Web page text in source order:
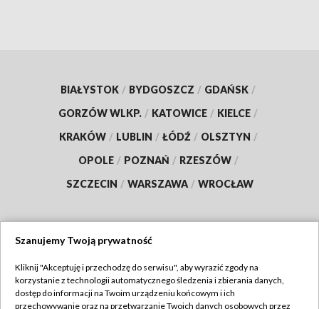
BIAŁYSTOK / BYDGOSZCZ / GDAŃSK /
GORZÓW WLKP. / KATOWICE / KIELCE /
KRAKÓW / LUBLIN / ŁÓDŹ / OLSZTYN /
OPOLE / POZNAŃ / RZESZÓW /
SZCZECIN / WARSZAWA / WROCŁAW
TVP
Abonament TVP
Szanujemy Twoją prywatność
Kliknij "Akceptuję i przechodzę do serwisu", aby wyrazić zgody na
korzystanie z technologii automatycznego śledzenia i zbierania danych,
dostęp do informacji na Twoim urządzeniu końcowym i ich
przechowywanie oraz na przetwarzanie Twoich danych osobowych przez